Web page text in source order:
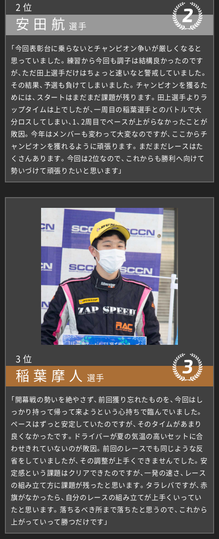
2位
安田航 選手
「今回表彰台に乗らないとチャンピオン争いが厳しくなると
思っていました。練習から今回も調子は結構良かったのです
が、ただ田上選手だけはちょっと速いなと警戒していました。
その結果、予選も負けてしまいました。チャンピオンを獲るた
めには、スタートはまだまだ課題が残ります。田上選手よりラ
ップタイムは上でしたが、一周目の稲葉選手とのバトルで大
分ロスしてしまい、1、2周目でペースが上がらなかったことが
敗因。今年はメンバーも変わって大変なのですが、ここからチ
ャンピオンを獲れるように頑張ります。まだまだレースはた
くさんあります。今回は2位なので、これからも勝利へ向けて
勢いづけて頑張りたいと思います」
3位
稲葉摩人 選手
「開幕戦の勢いを絶やさず、前回獲り忘れたものを、今回はし
っかり持って帰って来ようという心持ちで臨んでいました。
ペースはずっと安定していたのですが、そのタイムがあまり
良くなかったです。ドライバーが夏の気温の高いセットに合
わせきれていないのが敗因。前回のレースでも同じような反
省をしていましたが、その調整が上手くできませんでした。安
定感という課題はクリアできたのですが、一発の速さ、レース
の組み立て方に課題が残ったと思います。タラレバですが、赤
旗がなかったら、自分のレースの組み立てが上手くいってい
たと思います。落ちるべき所まで落ちたと思うので、これから
上がっていって勝つだけです」